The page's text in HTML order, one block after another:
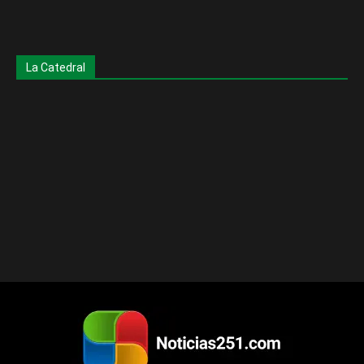
La Catedral